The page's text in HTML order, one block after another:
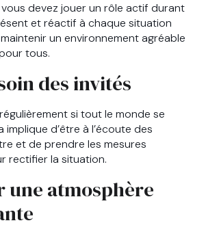
vous devez jouer un rôle actif durant
et réactif à chaque situation
un environnement agréable
tous.
des invités
si tout le monde se
implique d’être à l’écoute des
et de prendre les mesures
rectifier la situation.
une atmosphère